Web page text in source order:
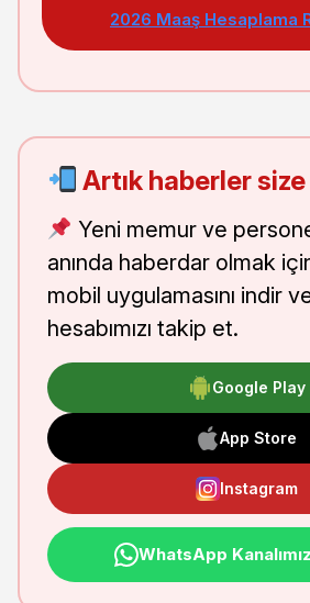
2026 Maaş Hesaplama
Artık haberler
Yeni memur ve
anında haberdar olmak
mobil uygulamasını indir
hesabımızı takip et.
Google Play
App Store
Instagram
WhatsApp